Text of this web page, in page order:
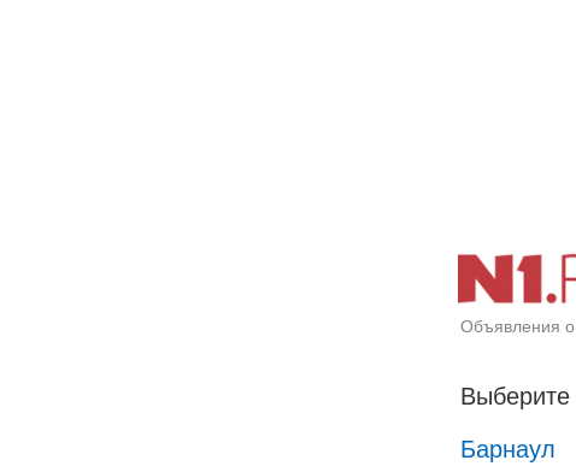
Объявления
Выберите
Барнаул